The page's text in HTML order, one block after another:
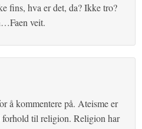
fins, hva er det, da? Ikke tro?
veit.
å kommentere på. Ateisme er
forhold til religion. Religion har